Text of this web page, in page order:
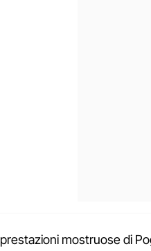
mostruose di